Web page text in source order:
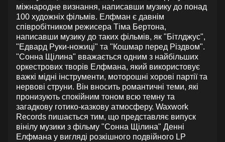
міжнародне визнання, написавши музику до понад
100 художніх фільмів. Елфман є давнім
співробітником режисера Тіма Бертона,
написавши музику до таких фільмів, як "Бітлджус",
"Едвард Руки-ножиці" та "Кошмар перед Різдвом".
"Сонна Щілина" вважається одним з найбільших
оркестрових творів Елфмана, який використовує
важкі мідні інструменти, моторошні хорові партії та
нервові струни. Він вносить романтичні теми, які
пронизують спокійним тоном всю темну та
загадкову готико-казкову атмосферу. Waxwork
Records пишається тим, що представляє випуск
вінілу музики з фільму "Сонна Щілина" Денні
Елфмана у вигляді розкішного подвійного LP